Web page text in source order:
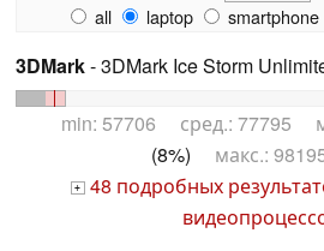
all
laptop smartphone
3DMark- 3DMark Ice Storm
min: 57706 сред.: 77795
(8%) макс.:
+ 48 подробных